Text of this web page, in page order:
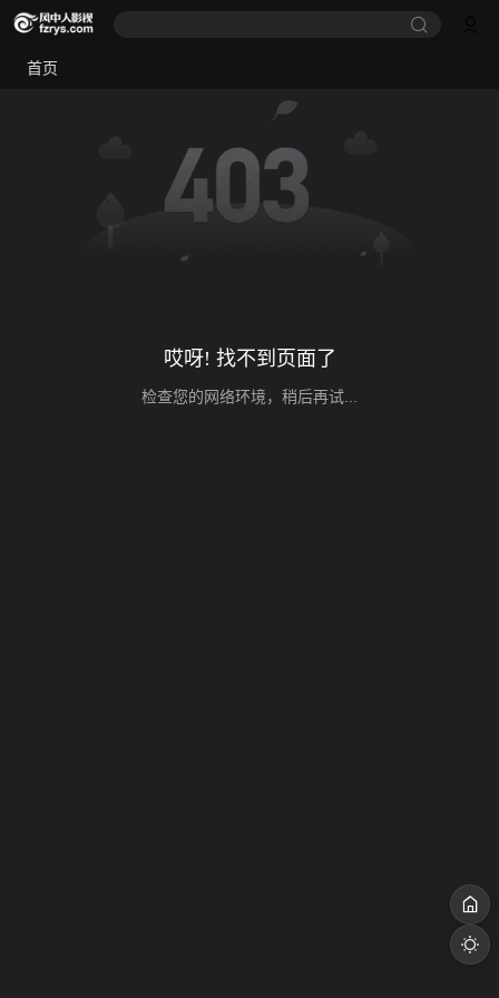
首页
哎呀! 找不到页面了
检查您的网络环境，稍后再试...